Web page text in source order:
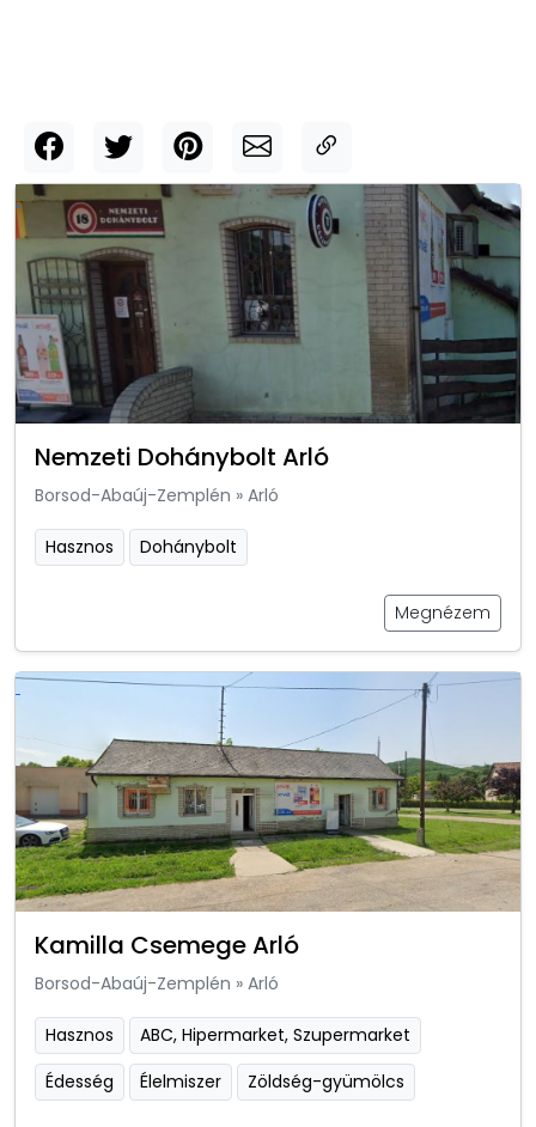
Nemzeti Dohánybolt Arló
Borsod-Abaúj-Zemplén » Arló
Hasznos Dohánybolt
Megnézem
Kamilla Csemege Arló
Borsod-Abaúj-Zemplén » Arló
Hasznos
ABC, Hipermarket, Szupermarket
Édesség
Élelmiszer Zöldség-gyümölcs